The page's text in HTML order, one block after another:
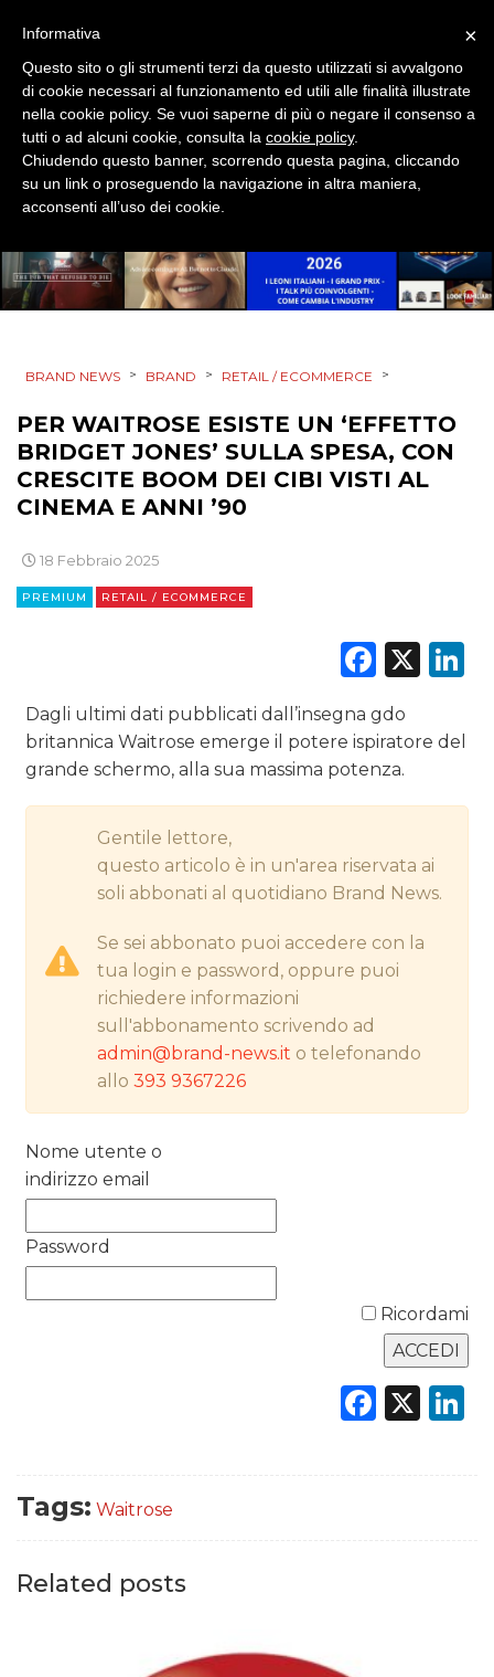
MOBILE
PROMOZIONI
PUNTI VENDITA
STRATEGIE
CINEMA
EDITORIA
TV
RICERCHE
PREVISIONI/SCENARI
NORMATIVE
TREND
CASE HISTORY
BRAND NEWS > BRAND > RETAIL / ECOMMERCE >
PER WAITROSE ESISTE UN ‘EFFETTO
BRIDGET JONES’ SULLA SPESA, CON
CRESCITE BOOM DEI CIBI VISTI AL
CINEMA E ANNI ’90
18 Febbraio 2025
PREMIUM RETAIL / ECOMMERCE
X
Dagli ultimi dati pubblicati dall’insegna gdo
britannica Waitrose emerge il potere ispiratore del
grande schermo, alla sua massima potenza.
Gentile lettore,
questo articolo è in un'area riservata ai
soli abbonati al quotidiano Brand News.
Se sei abbonato puoi accedere con la
tua login e password, oppure puoi
richiedere informazioni
sull'abbonamento scrivendo ad
admin@brand-news.it o telefonando
allo393 9367226
Nome utente o
indirizzo email
Password
Ricordami
X
Tags: Waitrose
Related posts
×
Informativa
Questo sito o gli strumenti terzi da questo utilizzati si avvalgono
di cookie necessari al funzionamento ed utili alle finalità illustrate
nella cookie policy. Se vuoi saperne di più o negare il consenso a
tutti o ad alcuni cookie, consulta la cookie policy.
Chiudendo questo banner, scorrendo questa pagina, cliccando
su un link o proseguendo la navigazione in altra maniera,
acconsenti all’uso dei cookie.